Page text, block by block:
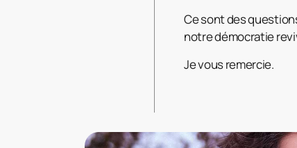
Ce sont des
notre démocratie
Je vous remercie.